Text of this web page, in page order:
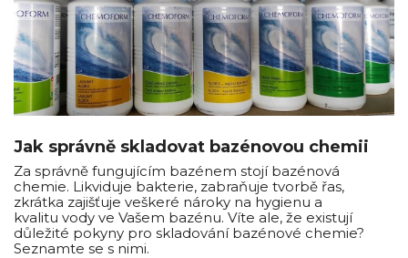
Jak správně skladovat bazénovou chemii
Za správně fungujícím bazénem stojí bazénová
chemie. Likviduje bakterie, zabraňuje tvorbě řas,
zkrátka zajišťuje veškeré nároky na hygienu a
kvalitu vody ve Vašem bazénu. Víte ale, že existují
důležité pokyny pro skladování bazénové chemie?
Seznamte se s nimi.